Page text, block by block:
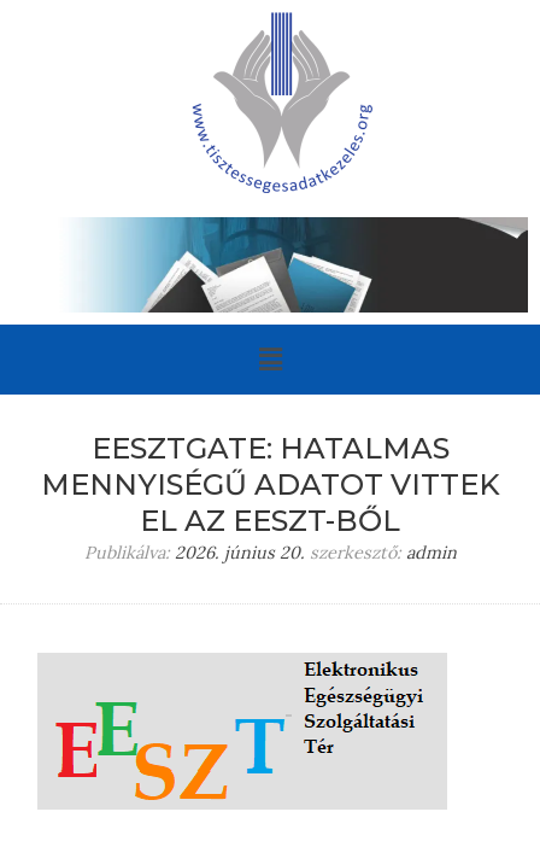
EESZTGATE: HATALMAS
MENNYISÉGŰ ADATOT VITTEK
EL AZ EESZT-BŐL
Publikálva: 2026. június 20. szerkesztő: admin